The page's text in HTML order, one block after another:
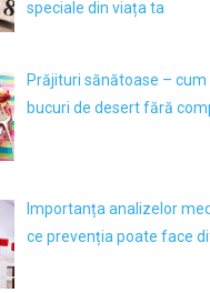
speciale din viața ta
Prăjituri sănătoase – cum
bucuri de desert fără
Importanța analizelor
ce prevenția poate face